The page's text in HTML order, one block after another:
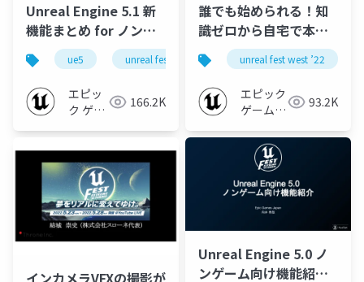
Unreal Engine 5.1 新
機能まとめ for ノンゲ
ーム【UNREAL FEST
WEST ’22】
ue5 unreal fest unreal fest west ’22
エピッ
ク ゲー
166.2K
誰でも始められる！知
識ゼロから自宅で本格
【実写+3DCGミュージ
ックビデオ】の作り方
【UNREAL FEST WEST
’22】
unreal fest west ’22
エピック
ゲームズ
93.2K
インカメラVFXの撮影が
Unreal Engine 5.0 ノ
ンゲーム向け機能紹介